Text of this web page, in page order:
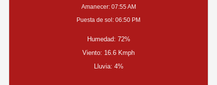
Amanecer: 07:55 AM
Puesta de sol: 06:50 PM
Humedad: 72%
Viento: 16.6 Kmph
Lluvia: 4%